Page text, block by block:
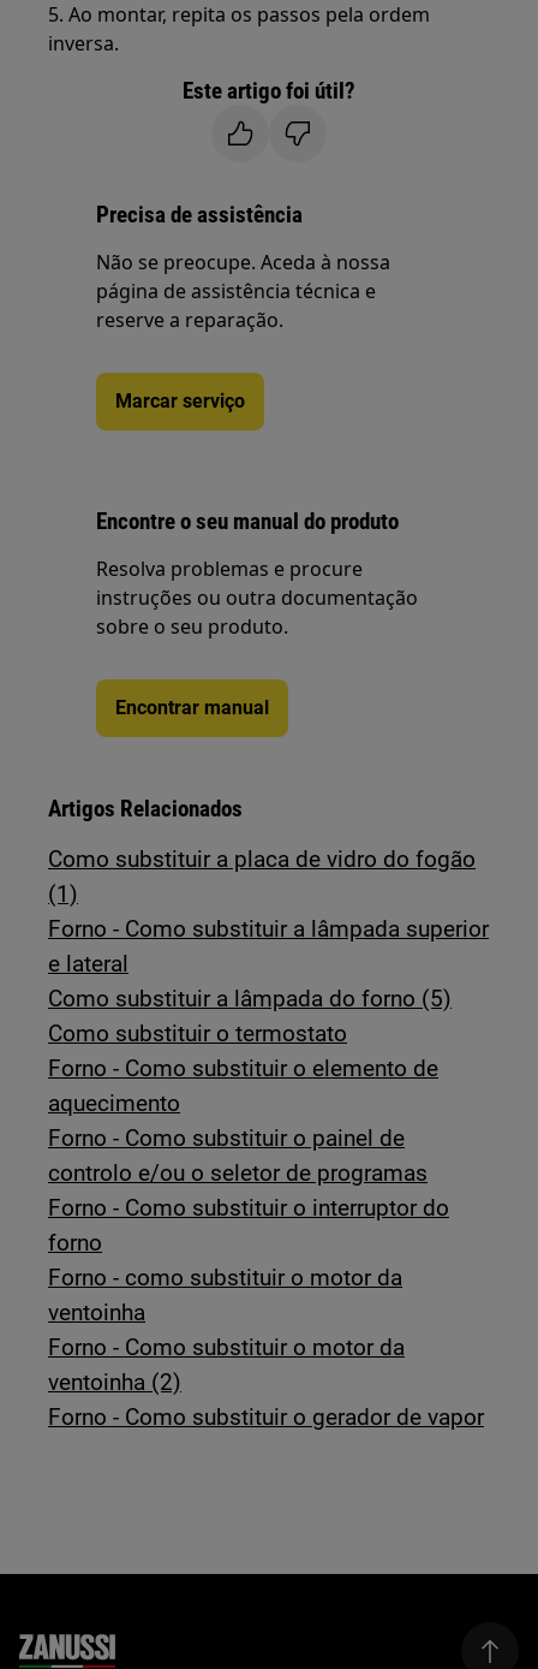
5. Ao montar, repita os passos pela ordem
inversa.
Este artigo foi útil?
Precisa de assistência
Não se preocupe. Aceda à nossa
página de assistência técnica e
reserve a reparação.
Marcar serviço
Encontre o seu manual do produto
Resolva problemas e procure
instruções ou outra documentação
sobre o seu produto.
Encontrar manual
Artigos Relacionados
Como substituir a placa de vidro do fogão
(1)
Forno - Como substituir a lâmpada superior
e lateral
Como substituir a lâmpada do forno (5)
Como substituir o termostato
Forno - Como substituir o elemento de
aquecimento
Forno - Como substituir o painel de
controlo e/ou o seletor de programas
Forno - Como substituir o interruptor do
forno
Forno - como substituir o motor da
ventoinha
Forno - Como substituir o motor da
ventoinha (2)
Forno - Como substituir o gerador de vapor